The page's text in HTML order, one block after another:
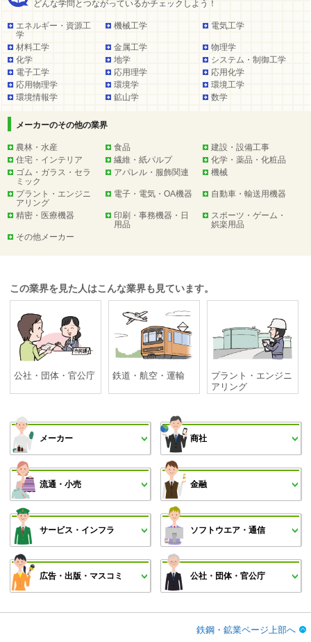
どんな学問とつながっているかチェックしよう！
エネルギー・資源工
学
機械工学 電気工学
材料工学 金属工学
物理学
化学
地学
システム・制御工学
電子工学
応用理学
応用化学
応用物理学
環境学
環境工学
環境情報学
鉱山学 数学
メーカーのその他の業界
農林・水産 食品
建設・設備工事
住宅・インテリア
繊維・紙パルプ
化学・薬品・化粧品
ゴム・ガラス・セラ
ミック
アパレル・服飾関連 機械
プラント・エンジニ
アリング
電子・電気・OA機器 自動車・輸送用機器
精密・医療機器
印刷・事務機器・日
用品
スポーツ・ゲーム・
娯楽用品
その他メーカー
この業界を見た人はこんな業界も見ています。
公社・団体・官公庁 鉄道・航空・運輸
プラント・エンジニ
アリング
メーカー 商社
流通・小売 金融
サービス・インフラ ソフトウエア・通信
広告・出版・マスコミ 公社・団体・官公庁
鉄鋼・鉱業ページ上部へ